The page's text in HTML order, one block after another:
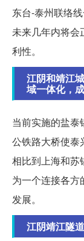
东台-泰州联络
未来几年内将会
利性。
江阴和靖江
域一体化，
当前实施的盐
公铁路大桥使泰
相比到上海和苏
为一个连接各
发展。
江阴靖江隧